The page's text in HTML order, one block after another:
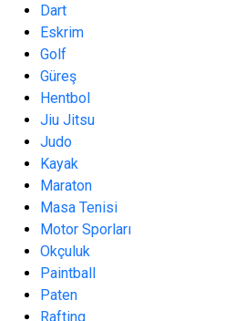
Dart
Eskrim
Golf
Güreş
Hentbol
Jiu Jitsu
Judo
Kayak
Maraton
Masa Tenisi
Motor Sporları
Okçuluk
Paintball
Paten
Rafting